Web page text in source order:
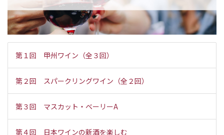
第１回 甲州ワイン（全３回）
第２回 スパークリングワイン（全２回）
第３回 マスカット・ベーリーA
第４回 日本ワインの新酒を楽しむ